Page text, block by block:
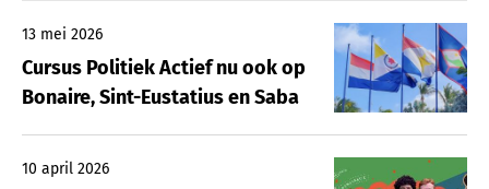
13 mei 2026
Cursus Politiek Actief nu ook op
Bonaire, Sint-Eustatius en Saba
10 april 2026